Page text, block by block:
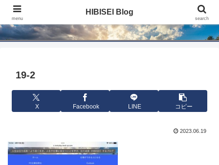
HIBISEI Blog
19-2
X Facebook LINE コピー
2023.06.19
menu
HIBISEI Blog
search